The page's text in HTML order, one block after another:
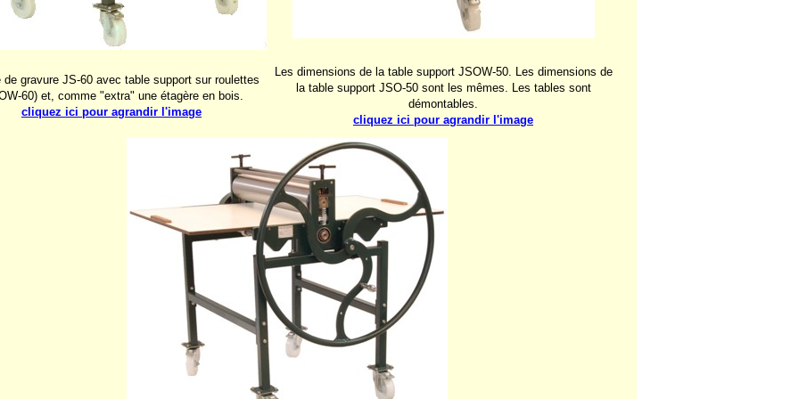
de gravure JS-60 avec table support sur roulettes
60) et, comme "extra" une étagère en bois.
cliquez ici pour agrandir l'image
Les dimensions de la table support JSOW-50. Les dimensions de
la table support JSO-50 sont les mêmes. Les tables sont
démontables.
cliquez ici pour agrandir l'image